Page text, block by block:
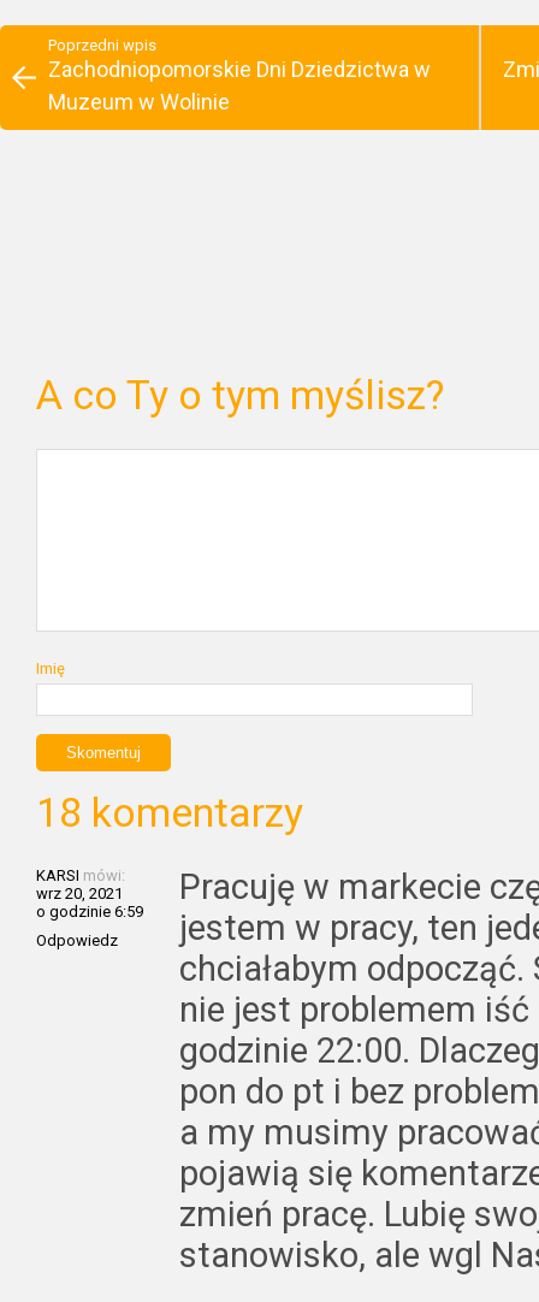
Poprzedni wpis
Zachodniopomorskie Dni Dziedzictwa w
Muzeum w Wolinie
A co Ty o tym myślisz?
Imię
18 komentarzy
KARSI mówi:
wrz 20, 2021
o godzinie 6:59
Odpowiedz
Pracuję w markecie
jestem w pracy, ten
chciałabym
nie jest problemem
godzinie 22:00.
pon do pt i bez
a my musimy
pojawią się
zmień pracę. Lubię
stanowisko, ale wgl